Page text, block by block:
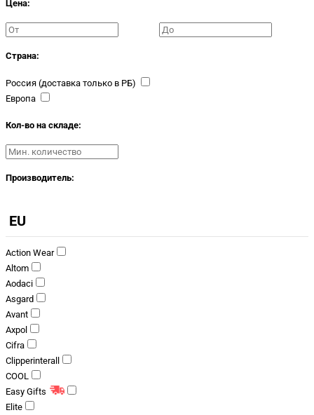
Цена:
Страна:
Россия (доставка только в РБ)
Европа
Кол-во на складе:
Производитель:
EU
Action Wear
Altom
Aodaci
Asgard
Avant
Axpol
Cifra
Clipperinterall
COOL
Easy Gifts
Elite